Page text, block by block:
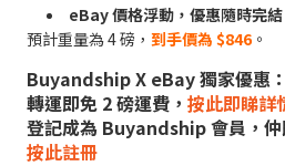
eBay 價格浮動，優惠隨時完結
預計重量為 4 磅， 到手價為 $846 。
Buyandship X eBay 獨家優惠
轉運即免 2 磅運費， 按此即睇詳
登記成為 Buyandship 會員，仲
按此註冊